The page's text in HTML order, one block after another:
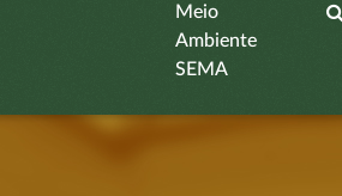
Meio
Ambiente
SEMA